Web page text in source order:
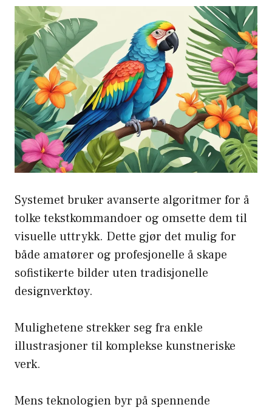
Systemet bruker avanserte algoritmer for å
tolke tekstkommandoer og omsette dem til
visuelle uttrykk. Dette gjør det mulig for
både amatører og profesjonelle å skape
sofistikerte bilder uten tradisjonelle
designverktøy.
Mulighetene strekker seg fra enkle
illustrasjoner til komplekse kunstneriske
verk.
Mens teknologien byr på spennende